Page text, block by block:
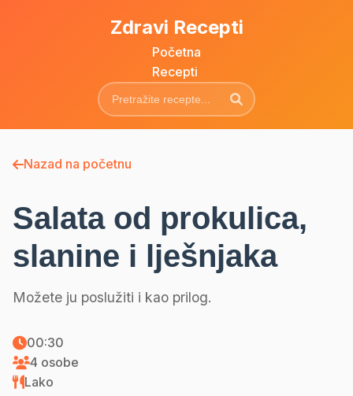
Zdravi Recepti
Početna
Recepti
Nazad na početnu
Salata od prokulica,
slanine i lješnjaka
Možete ju poslužiti i kao prilog.
00:30
4 osobe
Lako